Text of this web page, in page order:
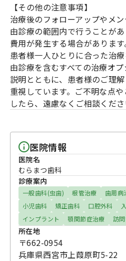
【その他の注意事項】
治療後のフォローアップやメ
由診療の範囲内で行うことが
費用が発生する場合があります
患者様一人ひとりに合った治
由診療を含むすべての治療オ
説明とともに、患者様のご理
重視しています。ご不明な点
したら、遠慮なくご相談くださ
医院情報
医院名
むらまつ歯科
診療案内
一般歯科(虫歯) 根管治療 歯周病
小児歯科
矯正歯科 口腔外科
インプラント
顎関節症治療 訪
所在地
〒662-0954
兵庫県西宮市上葭原町5-22